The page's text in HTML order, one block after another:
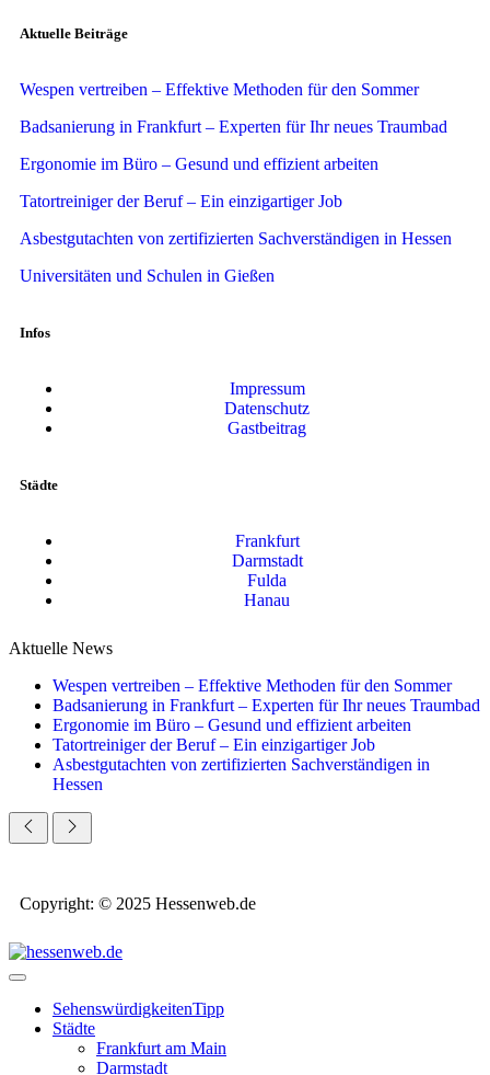
Aktuelle Beiträge
Wespen vertreiben – Effektive Methoden für den Sommer
Badsanierung in Frankfurt – Experten für Ihr neues Traumbad
Ergonomie im Büro – Gesund und effizient arbeiten
Tatortreiniger der Beruf – Ein einzigartiger Job
Asbestgutachten von zertifizierten Sachverständigen in Hessen
Universitäten und Schulen in Gießen
Infos
Impressum
Datenschutz
Gastbeitrag
Städte
Frankfurt
Darmstadt
Fulda
Hanau
Aktuelle News
Wespen vertreiben – Effektive Methoden für den Sommer
Badsanierung in Frankfurt – Experten für Ihr neues Traumbad
Ergonomie im Büro – Gesund und effizient arbeiten
Tatortreiniger der Beruf – Ein einzigartiger Job
Asbestgutachten von zertifizierten Sachverständigen in
Hessen
Copyright: © 2025 Hessenweb.de
SehenswürdigkeitenTipp
Städte
Frankfurt am Main
Darmstadt